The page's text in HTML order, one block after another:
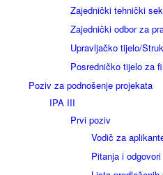
Zajednički tehnički
Zajednički odbor za
Upravljačko tijelo/
Posredničko tijelo za
Poziv za podnošenje projekata
IPA III
Prvi poziv
Vodič za
Pitanja i odgovori